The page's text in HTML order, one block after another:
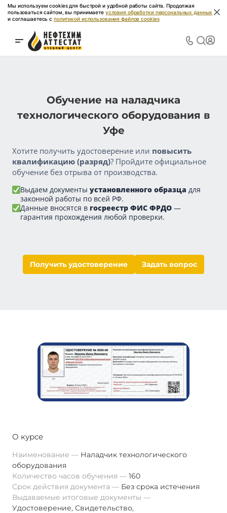
Мы используем cookies для быстрой и удобной работы сайта. Продолжая
пользоваться сайтом, вы принимаете условия обработки персональных данных
и соглашаетесь с политикой использования файлов cookies
Обучение на наладчика
технологического оборудования в
Уфе
Хотите получить удостоверение или повысить
квалификацию (разряд)? Пройдите официальное
обучение без отрыва от производства.
Выдаем документы установленного образца для
законной работы по всей РФ.
Данные вносятся в госреестр ФИС ФРДО —
гарантия прохождения любой проверки.
Получить удостоверение Задать вопрос
О курсе
Наименование
Наладчик технологического
оборудования
Количество часов обучения
160
Срок действия документа
Без срока истечения
Выдаваемые итоговые документы
Удостоверение, Свидетельство,